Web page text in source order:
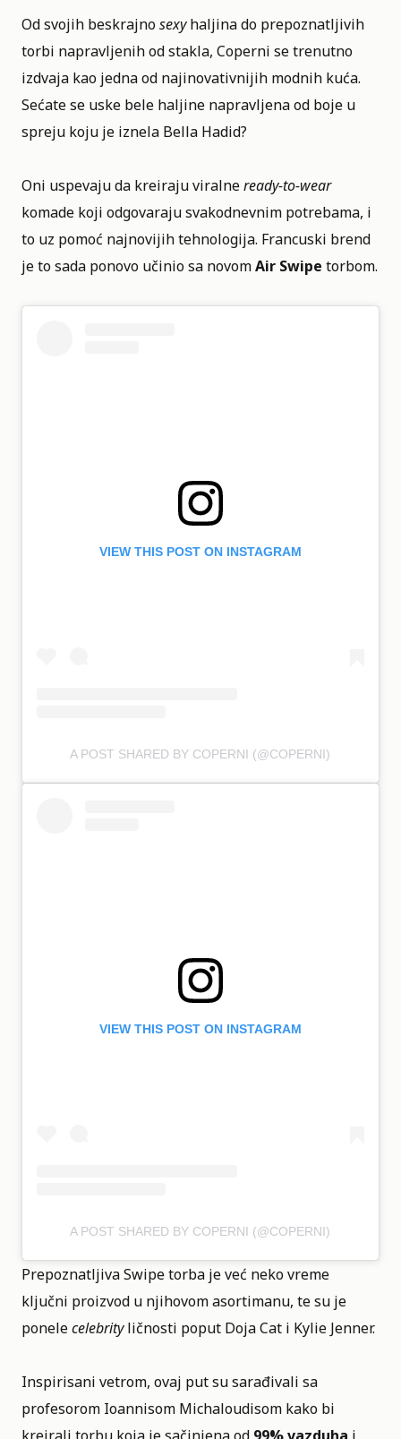
Od svojih beskrajnosexyhaljina do prepoznatljivih
torbi napravljenih od stakla, Coperni se trenutno
izdvaja kao jedna od najinovativnijih modnih kuća.
Sećate se uske bele haljine napravljena od boje u
spreju koju je iznela Bella Hadid?
Oni uspevaju da kreiraju viralneready-to-wear
komade koji odgovaraju svakodnevnim potrebama, i
to uz pomoć najnovijih tehnologija. Francuski brend
je to sada ponovo učinio sa novomAir Swipe torbom.
VIEW THIS POST ON INSTAGRAM
A POST SHARED BY COPERNI (@COPERNI)
VIEW THIS POST ON INSTAGRAM
A POST SHARED BY COPERNI (@COPERNI)
PrepoznatljivaSwipe torba je već neko vreme
ključni proizvod u njihovom asortimanu, te su je
ponelecelebrityličnosti poput Doja Cat i Kylie Jenner.
Inspirisani vetrom, ovaj put su sarađivali sa
profesorom Ioannisom Michaloudisom kako bi